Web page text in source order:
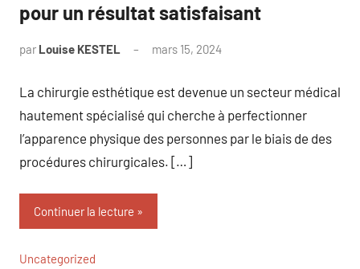
pour un résultat satisfaisant
par Louise KESTEL mars 15, 2024
La chirurgie esthétique est devenue un secteur médical
hautement spécialisé qui cherche à perfectionner
l’apparence physique des personnes par le biais de des
procédures chirurgicales. […]
Continuer la lecture
Uncategorized